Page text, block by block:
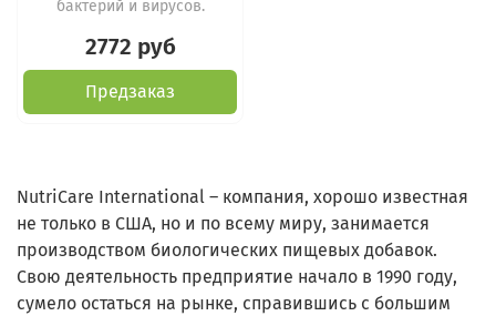
бактерий и вирусов.
2772 руб
Предзаказ
NutriCare International – компания, хорошо известная
не только в США, но и по всему миру, занимается
производством биологических пищевых добавок.
Свою деятельность предприятие начало в 1990 году,
сумело остаться на рынке, справившись с большим